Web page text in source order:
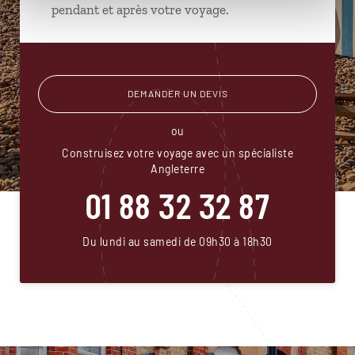
pendant et après votre voyage.
DEMANDER UN DEVIS
ou
Construisez votre voyage avec un spécialiste
Angleterre
01 88 32 32 87
Du lundi au samedi de 09h30 à 18h30